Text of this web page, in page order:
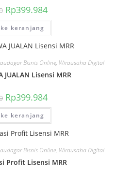
Harga
aslinya
adalah:
Rp789.000.
Rp399.984saat
ini
Rp399.984.
keranjang
Bisnis Online, Wirausaha Digital
JUALAN Lisensi MRR
Harga
aslinya
adalah:
Rp789.000.
Rp399.984saat
ini
Rp399.984.
keranjang
Bisnis Online, Wirausaha Digital
Profit Lisensi MRR